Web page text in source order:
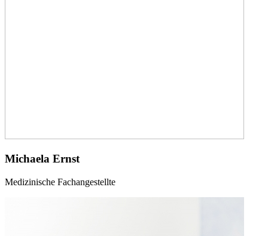
Michaela Ernst
Medizinische Fachangestellte